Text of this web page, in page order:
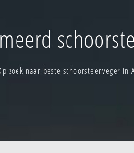
zoek naar beste schoorsteenveger in